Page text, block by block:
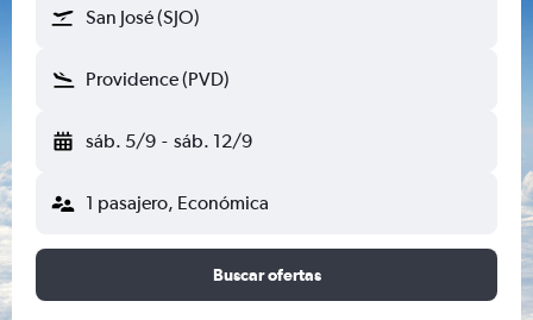
San José (SJO)
Providence (PVD)
sáb. 5/9 - sáb. 12/9
1 pasajero, Económica
Buscar ofertas